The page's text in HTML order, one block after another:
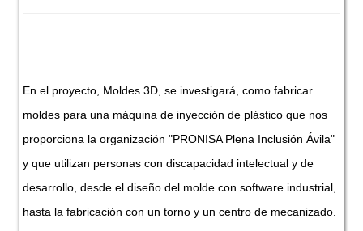
En el proyecto, Moldes 3D, se investigará, como fabricar
moldes para una máquina de inyección de plástico que nos
proporciona la organización "PRONISA Plena Inclusión Ávila"
y que utilizan personas con discapacidad intelectual y de
desarrollo, desde el diseño del molde con software industrial,
hasta la fabricación con un torno y un centro de mecanizado.